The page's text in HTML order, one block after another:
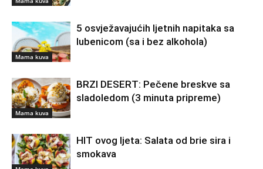
Mama kuva
5 osvježavajućih ljetnih napitaka sa
lubenicom (sa i bez alkohola)
Mama kuva
BRZI DESERT: Pečene breskve sa
sladoledom (3 minuta pripreme)
HIT ovog ljeta: Salata od brie sira i
smokava